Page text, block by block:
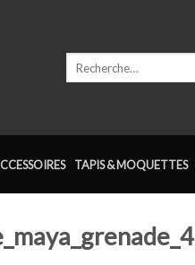
TAPIS & MOQUETTES